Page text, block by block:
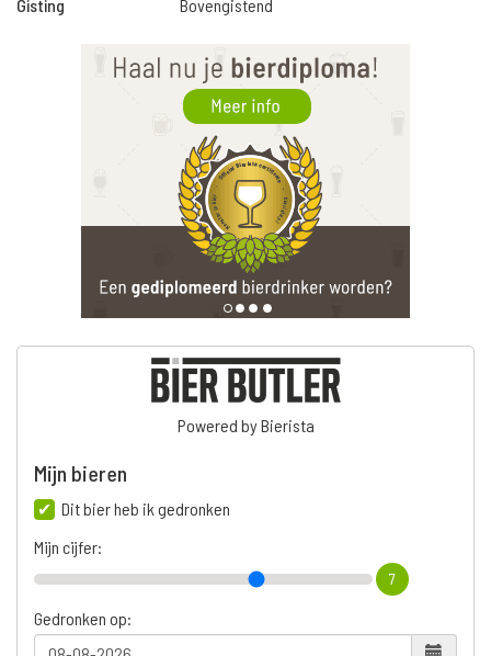
Gisting
Bovengistend
Powered by Bierista
Mijn bieren
Dit bier heb ik gedronken
Mijn cijfer:
7
Gedronken op: